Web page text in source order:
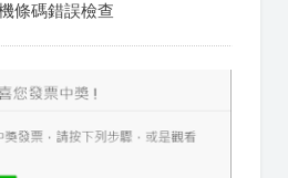
條碼錯誤檢查